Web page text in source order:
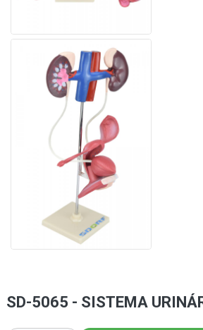
SD-5065 - SISTEMA